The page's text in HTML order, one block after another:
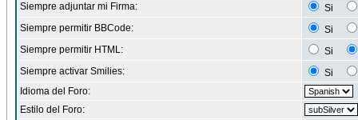
Siempre adjuntar mi Firma:
Si
Siempre permitir BBCode:
Si
Siempre permitir HTML:
Si
Siempre activar Smilies:
Si
Idioma del Foro:
Estilo del Foro: